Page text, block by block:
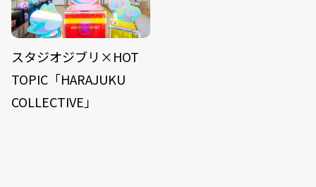
スタジオジブリ×HOT
TOPIC「HARAJUKU
COLLECTIVE」